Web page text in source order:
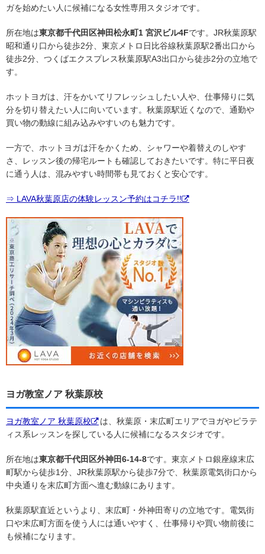
ガを始めたい人に候補になる女性専用スタジオです。
所在地は東京都千代田区神田松永町1 宮沢ビル4Fです。JR秋葉原駅
昭和通り口から徒歩2分、東京メトロ日比谷線秋葉原駅2番出口から
徒歩2分、つくばエクスプレス秋葉原駅A3出口から徒歩2分の立地で
す。
ホットヨガは、汗をかいてリフレッシュしたい人や、仕事帰りに気
分を切り替えたい人に向いています。秋葉原駅近くなので、通勤や
買い物の動線に組み込みやすいのも魅力です。
一方で、ホットヨガは汗をかくため、シャワーや着替えのしやす
さ、レッスン後の帰宅ルートも確認しておきたいです。特に平日夜
に通う人は、混みやすい時間帯も見ておくと安心です。
⇒ LAVA秋葉原店の体験レッスン予約はコチラ!!
ヨガ教室ノア 秋葉原校
ヨガ教室ノア 秋葉原校
は、秋葉原・末広町エリアでヨガやピラテ
ィス系レッスンを探している人に候補になるスタジオです。
所在地は東京都千代田区外神田6-14-8です。東京メトロ銀座線末広
町駅から徒歩1分、JR秋葉原駅から徒歩7分で、秋葉原電気街口から
中央通りを末広町方面へ進む動線にあります。
秋葉原駅直近というより、末広町・外神田寄りの立地です。電気街
口や末広町方面を使う人には通いやすく、仕事帰りや買い物前後に
も候補になります。